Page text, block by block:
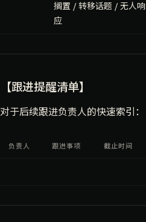
搁置 / 转移话题 / 无人响
应
【跟进提醒清单】
对于后续跟进负责人的快速索引：
负责人 跟进事项 截止时间